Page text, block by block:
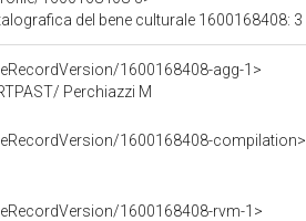
del bene culturale 1600168408: 3
1600168408-agg-1>
Perchiazzi M
1600168408-compilation>
1600168408-rvm-1>